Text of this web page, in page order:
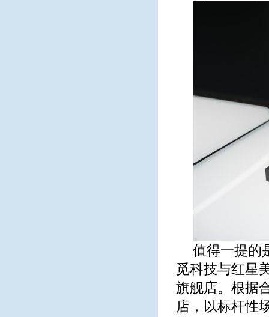
值得一提的
觅科技与红星
旗舰店。根据
店，以标杆性